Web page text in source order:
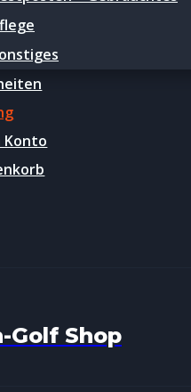
Konto
Golf Shop